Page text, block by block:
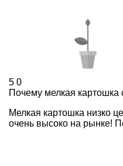
5 0
Почему мелкая картошка
Мелкая картошка низко
очень высоко на рынке!